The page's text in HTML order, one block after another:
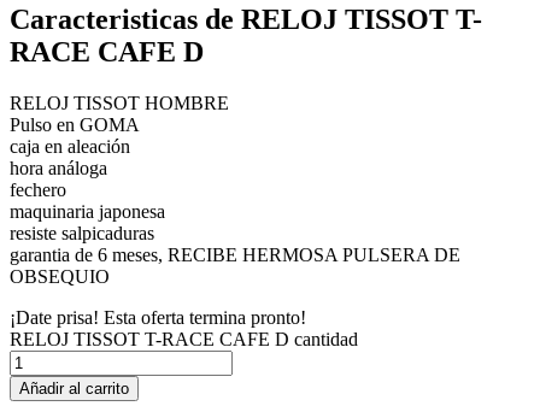
Caracteristicas de RELOJ TISSOT T-
RACE CAFE D
RELOJ TISSOT HOMBRE
Pulso en GOMA
caja en aleación
hora análoga
fechero
maquinaria japonesa
resiste salpicaduras
garantia de 6 meses, RECIBE HERMOSA PULSERA DE
OBSEQUIO
¡Date prisa! Esta oferta termina pronto!
RELOJ TISSOT T-RACE CAFE D cantidad
Añadir al carrito